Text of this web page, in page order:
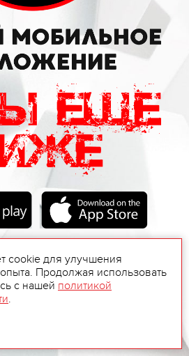
cookie для улучшения
Продолжая использовать
с нашей политикой
.